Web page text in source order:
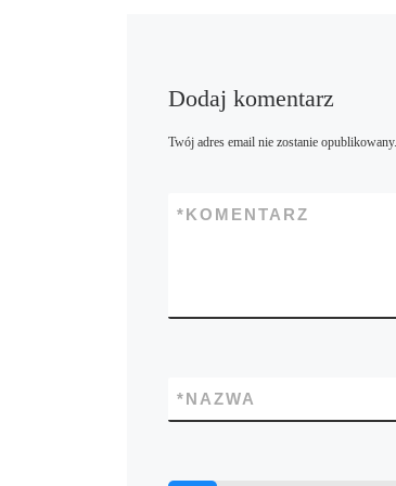
Dodaj komentarz
Twój adres email nie zostanie opublikowany.
KOMENTARZ
*
NAZWA
*